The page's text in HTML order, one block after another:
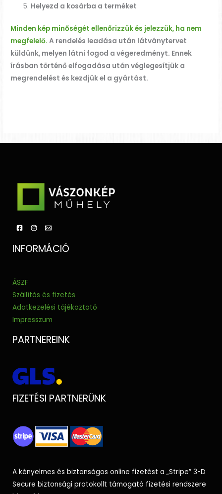
Helyezd a kosárba a terméket
Minden kép minőségét ellenőrizzük és jelezzük, ha nem
megfelelő.A rendelés leadása után látványtervet
küldünk, melyen látni fogod a végeredményt. Ennek
írásban történő elfogadása után véglegesítjük a
megrendelést és kezdjük el a gyártást.
INFORMÁCIÓ
ÁSZF
Szállítás és fizetés
Adatkezelési tájékoztató
Impresszum
PARTNEREINK
FIZETÉSI PARTNERÜNK
A kényelmes és biztonságos online fizetést a „Stripe” 3-D
Secure biztonsági protokollt támogató fizetési rendszere